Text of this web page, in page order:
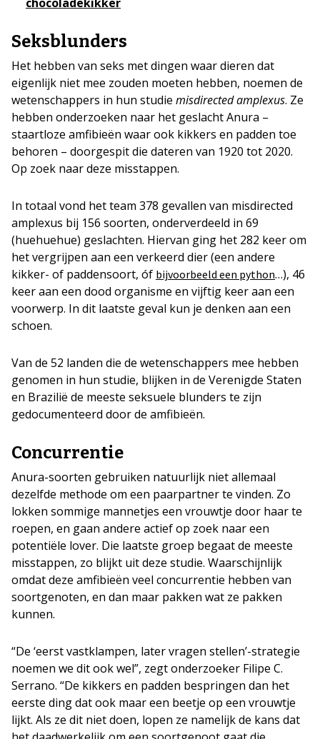
Seksblunders
Het hebben van seks met dingen waar dieren dat
eigenlijk niet mee zouden moeten hebben, noemen de
wetenschappers in hun studie misdirected amplexus. Ze
hebben onderzoeken naar het geslacht Anura –
staartloze amfibieën waar ook kikkers en padden toe
behoren – doorgespit die dateren van 1920 tot 2020.
Op zoek naar deze misstappen.
In totaal vond het team 378 gevallen van misdirected
amplexus bij 156 soorten, onderverdeeld in 69
(huehuehue) geslachten. Hiervan ging het 282 keer om
het vergrijpen aan een verkeerd dier (een andere
kikker- of paddensoort, óf bijvoorbeeld een python…), 46
keer aan een dood organisme en vijftig keer aan een
voorwerp. In dit laatste geval kun je denken aan een
schoen.
Van de 52 landen die de wetenschappers mee hebben
genomen in hun studie, blijken in de Verenigde Staten
en Brazilië de meeste seksuele blunders te zijn
gedocumenteerd door de amfibieën.
Concurrentie
Anura-soorten gebruiken natuurlijk niet allemaal
dezelfde methode om een paarpartner te vinden. Zo
lokken sommige mannetjes een vrouwtje door haar te
roepen, en gaan andere actief op zoek naar een
potentiële lover. Die laatste groep begaat de meeste
misstappen, zo blijkt uit deze studie. Waarschijnlijk
omdat deze amfibieën veel concurrentie hebben van
soortgenoten, en dan maar pakken wat ze pakken
kunnen.
“De ‘eerst vastklampen, later vragen stellen’-strategie
noemen we dit ook wel”, zegt onderzoeker Filipe C.
Serrano. “De kikkers en padden bespringen dan het
eerste ding dat ook maar een beetje op een vrouwtje
lijkt. Als ze dit niet doen, lopen ze namelijk de kans dat